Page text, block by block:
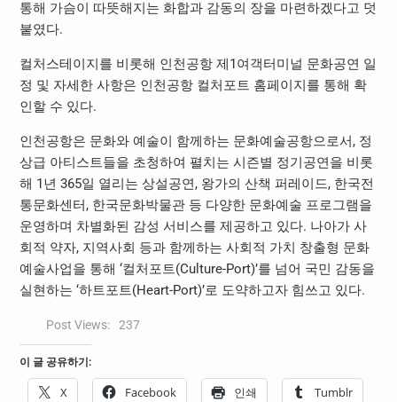
통해 가슴이 따뜻해지는 화합과 감동의 장을 마련하겠다고 덧
붙였다.
컬처스테이지를 비롯해 인천공항 제1여객터미널 문화공연 일
정 및 자세한 사항은 인천공항 컬처포트 홈페이지를 통해 확
인할 수 있다.
인천공항은 문화와 예술이 함께하는 문화예술공항으로서, 정
상급 아티스트들을 초청하여 펼치는 시즌별 정기공연을 비롯
해 1년 365일 열리는 상설공연, 왕가의 산책 퍼레이드, 한국전
통문화센터, 한국문화박물관 등 다양한 문화예술 프로그램을
운영하며 차별화된 감성 서비스를 제공하고 있다. 나아가 사
회적 약자, 지역사회 등과 함께하는 사회적 가치 창출형 문화
예술사업을 통해 ‘컬처포트(Culture-Port)’를 넘어 국민 감동을
실현하는 ‘하트포트(Heart-Port)’로 도약하고자 힘쓰고 있다.
Post Views: 237
이 글 공유하기:
X Facebook 인쇄 Tumblr